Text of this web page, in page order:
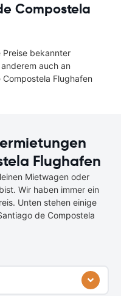
Compostela
bekannter
auch an
Flughafen
Flughafen
Mietwagen oder
Wir haben immer ein
Unten stehen einige
de Compostela